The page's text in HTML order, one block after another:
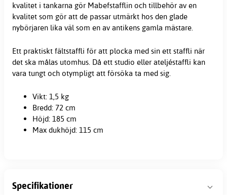
kvalitet i tankarna gör Mabefstafflin och tillbehör av en
kvalitet som gör att de passar utmärkt hos den glade
nybörjaren lika väl som en av antikens gamla mästare.
Ett praktiskt fältstaffli för att plocka med sin ett staffli när
det ska målas utomhus. Då ett studio eller ateljéstaffli kan
vara tungt och otympligt att försöka ta med sig.
Vikt: 1,5 kg
Bredd: 72 cm
Höjd: 185 cm
Max dukhöjd: 115 cm
Specifikationer